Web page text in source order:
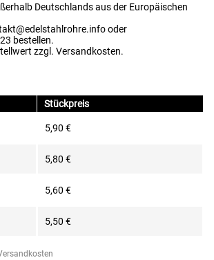
Deutschlands aus der Europäischen
oder
bestellen.
zzgl. Versandkosten.
Stückpreis
5,90 €
5,80 €
5,60 €
5,50 €